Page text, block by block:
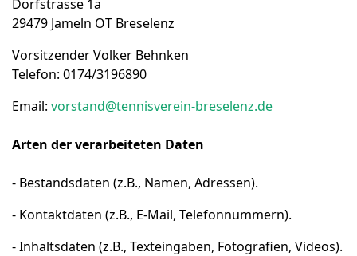
Dorfstrasse 1a
29479 Jameln OT Breselenz
Vorsitzender Volker Behnken
Telefon: 0174/3196890
Email: vorstand@tennisverein-breselenz.de
Arten der verarbeiteten Daten
- Bestandsdaten (z.B., Namen, Adressen).
- Kontaktdaten (z.B., E-Mail, Telefonnummern).
- Inhaltsdaten (z.B., Texteingaben, Fotografien, Videos).